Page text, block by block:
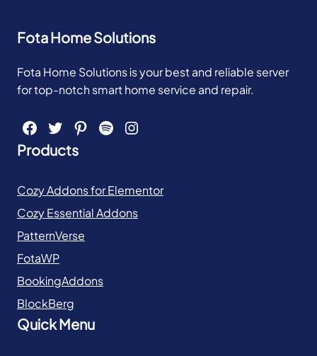
Fota Home Solutions
Fota Home Solutions is your best and reliable server
for top-notch smart home service and repair.
Facebook Twitter Pinterest Spotify Instagram
Products
Cozy Addons for Elementor
Cozy Essential Addons
PatternVerse
FotaWP
BookingAddons
BlockBerg
Quick Menu